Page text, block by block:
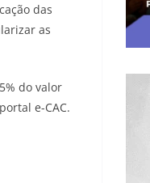
das
as
do valor
e-CAC.